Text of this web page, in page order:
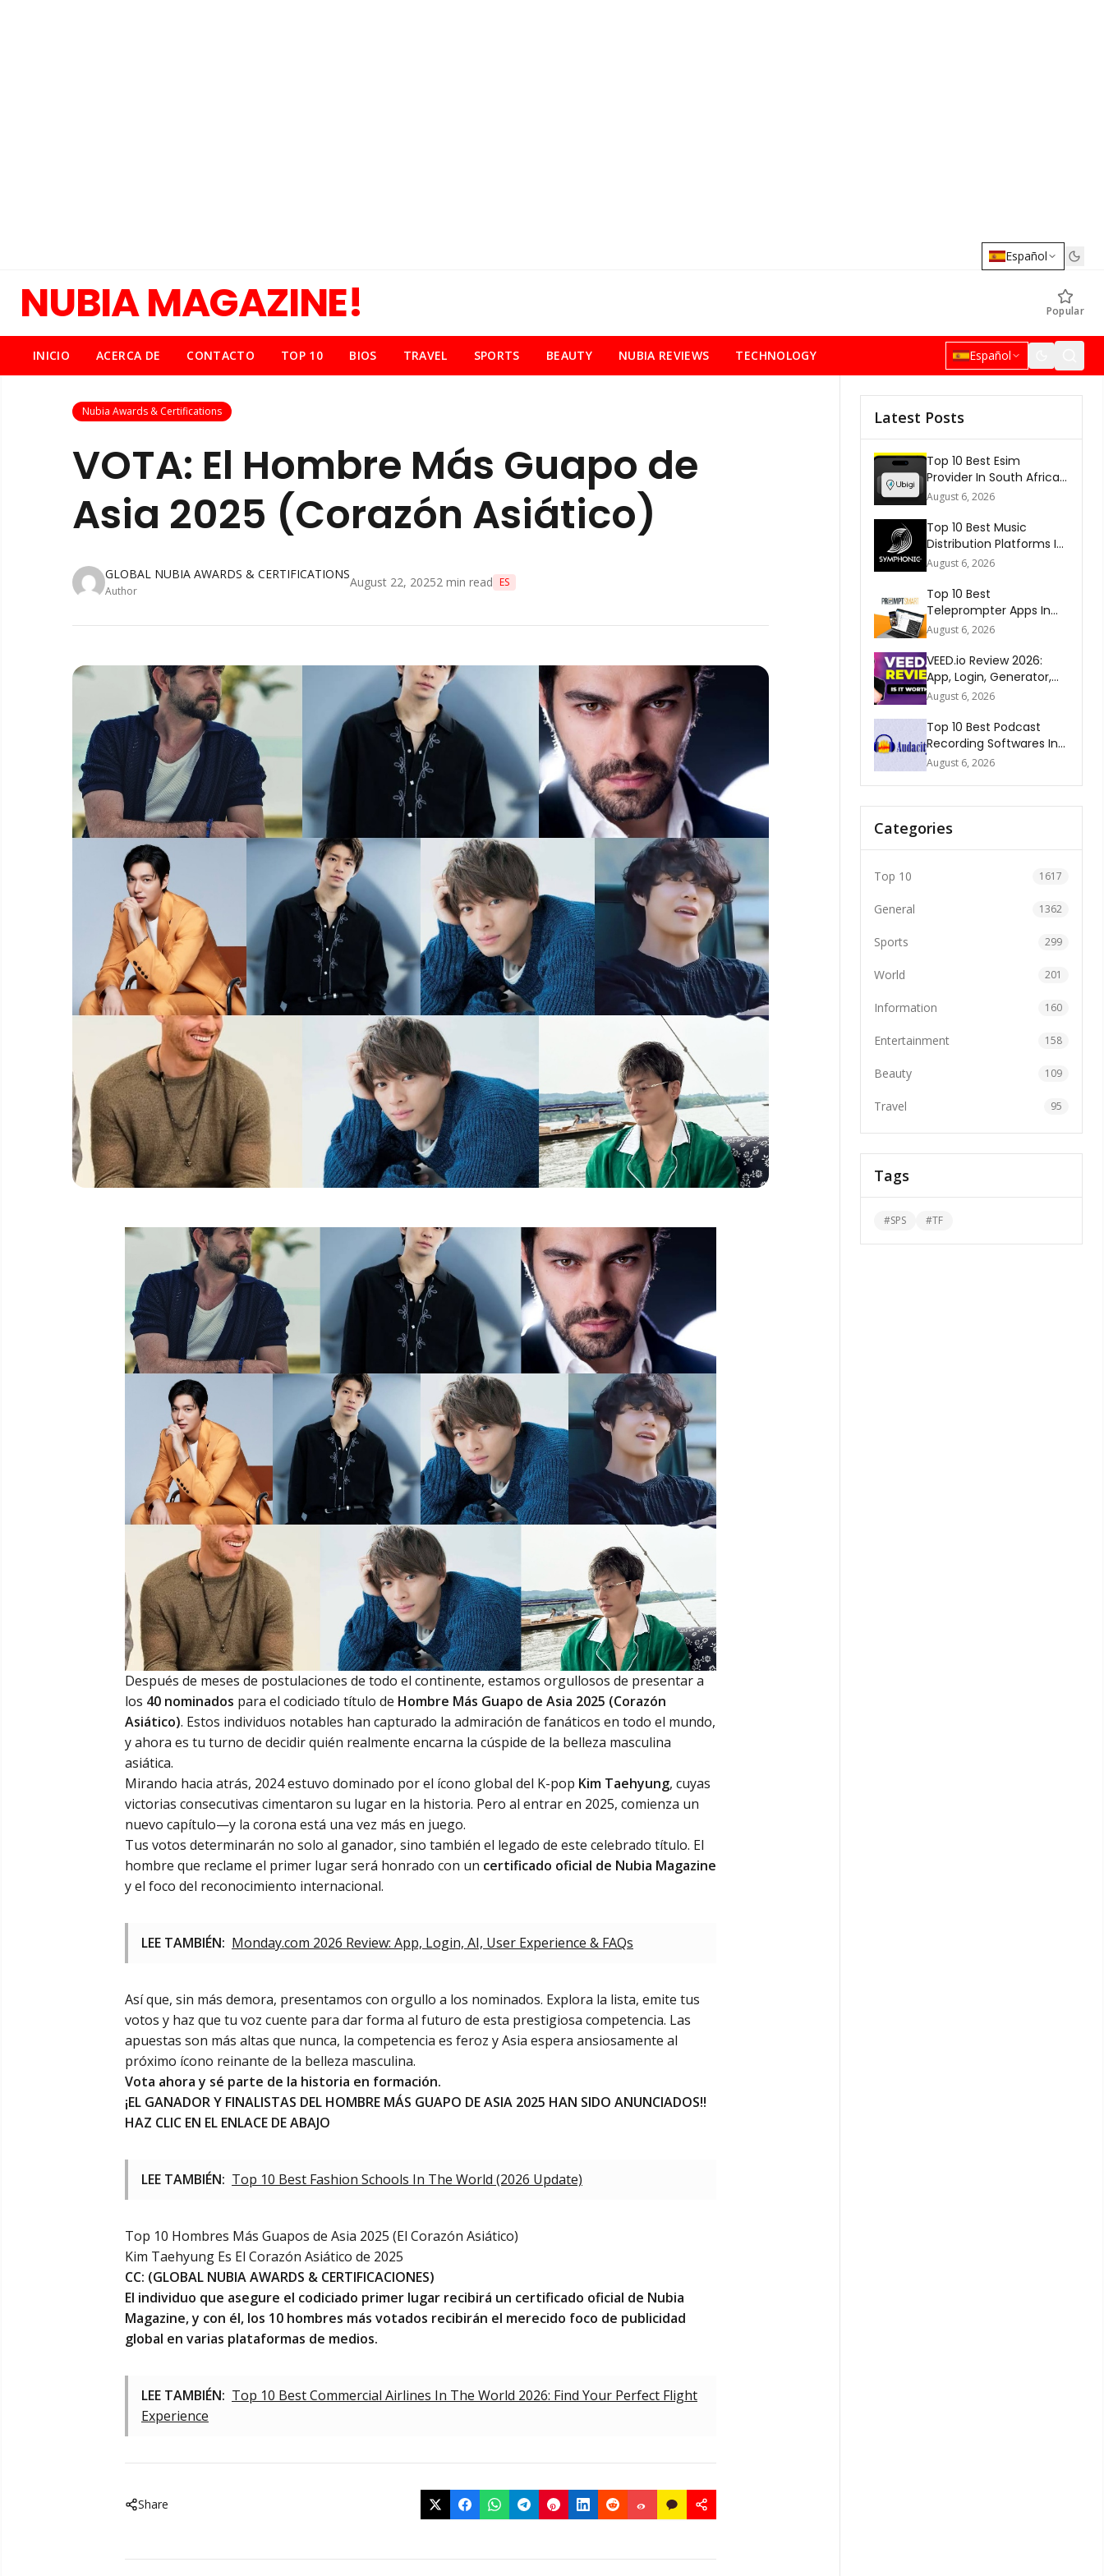
Español
NUBIA MAGAZINE! Popular
INICIO ACERCA DE CONTACTO TOP 10 BIOS TRAVEL SPORTS BEAUTY NUBIA REVIEWS TECHNOLOGY Español
Nubia Awards & Certifications
VOTA: El Hombre Más Guapo de
Asia 2025 (Corazón Asiático)
GLOBAL NUBIA AWARDS & CERTIFICATIONS
Author
August 22, 20252 min read ES
Después de meses de postulaciones de todo el continente, estamos orgullosos de presentar a
los 40 nominados para el codiciado título de Hombre Más Guapo de Asia 2025 (Corazón
Asiático). Estos individuos notables han capturado la admiración de fanáticos en todo el mundo,
y ahora es tu turno de decidir quién realmente encarna la cúspide de la belleza masculina
asiática.
Mirando hacia atrás, 2024 estuvo dominado por el ícono global del K-pop Kim Taehyung, cuyas
victorias consecutivas cimentaron su lugar en la historia. Pero al entrar en 2025, comienza un
nuevo capítulo—y la corona está una vez más en juego.
Tus votos determinarán no solo al ganador, sino también el legado de este celebrado título. El
hombre que reclame el primer lugar será honrado con un certificado oficial de Nubia Magazine
y el foco del reconocimiento internacional.
LEE TAMBIÉN: Monday.com 2026 Review: App, Login, AI, User Experience & FAQs
Así que, sin más demora, presentamos con orgullo a los nominados. Explora la lista, emite tus
votos y haz que tu voz cuente para dar forma al futuro de esta prestigiosa competencia. Las
apuestas son más altas que nunca, la competencia es feroz y Asia espera ansiosamente al
próximo ícono reinante de la belleza masculina.
Vota ahora y sé parte de la historia en formación.
¡EL GANADOR Y FINALISTAS DEL HOMBRE MÁS GUAPO DE ASIA 2025 HAN SIDO ANUNCIADOS!!
HAZ CLIC EN EL ENLACE DE ABAJO
LEE TAMBIÉN: Top 10 Best Fashion Schools In The World (2026 Update)
Top 10 Hombres Más Guapos de Asia 2025 (El Corazón Asiático)
Kim Taehyung Es El Corazón Asiático de 2025
CC: (GLOBAL NUBIA AWARDS & CERTIFICACIONES)
El individuo que asegure el codiciado primer lugar recibirá un certificado oficial de Nubia
Magazine, y con él, los 10 hombres más votados recibirán el merecido foco de publicidad
global en varias plataformas de medios.
LEE TAMBIÉN: Top 10 Best Commercial Airlines In The World 2026: Find Your Perfect Flight
Experience
Share
Latest Posts
Top 10 Best Esim
Provider In South Africa
2026
August 6, 2026
Top 10 Best Music
Distribution Platforms In
The World 2026
August 6, 2026
Top 10 Best
Teleprompter Apps In
2026
August 6, 2026
VEED.io Review 2026:
App, Login, Generator,
Download, AI & FAQs
August 6, 2026
Top 10 Best Podcast
Recording Softwares In
2026
August 6, 2026
Categories
Top 10 1617
General 1362
Sports 299
World 201
Information 160
Entertainment 158
Beauty 109
Travel 95
Tags
#SPS #TF